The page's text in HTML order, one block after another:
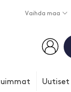
Vaihda maa
Uutiset